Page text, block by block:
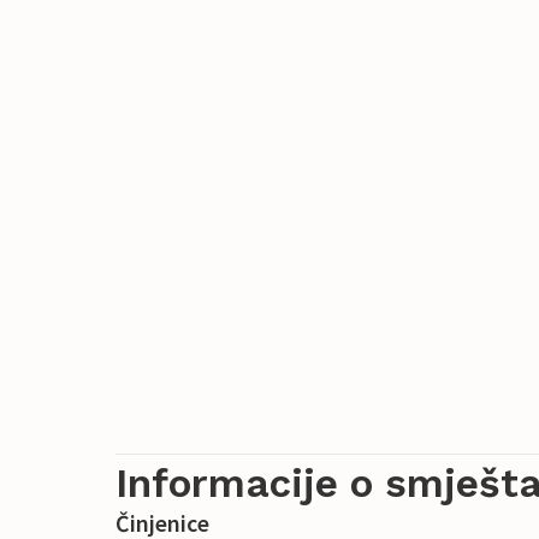
Informacije o
Činjenice